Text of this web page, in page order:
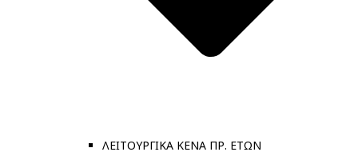
ΛΕΙΤΟΥΡΓΙΚΑ ΚΕΝΑ ΠΡ. ΕΤΩΝ